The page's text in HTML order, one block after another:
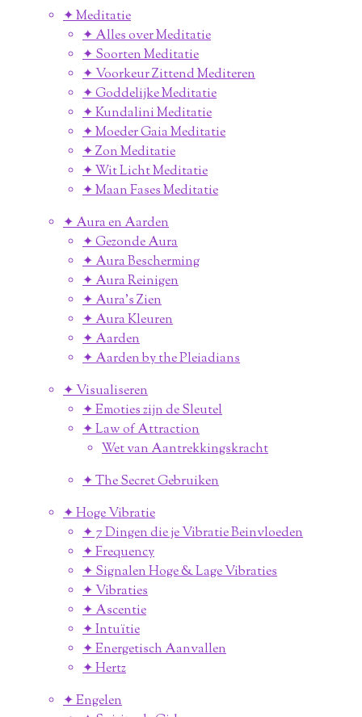
✦ Meditatie
✦ Alles over Meditatie
✦ Soorten Meditatie
✦ Voorkeur Zittend Mediteren
✦ Goddelijke Meditatie
✦ Kundalini Meditatie
✦ Moeder Gaia Meditatie
✦ Zon Meditatie
✦ Wit Licht Meditatie
✦ Maan Fases Meditatie
✦ Aura en Aarden
✦ Gezonde Aura
✦ Aura Bescherming
✦ Aura Reinigen
✦ Aura's Zien
✦ Aura Kleuren
✦ Aarden
✦ Aarden by the Pleiadians
✦ Visualiseren
✦ Emoties zijn de Sleutel
✦ Law of Attraction
Wet van Aantrekkingskracht
✦ The Secret Gebruiken
✦ Hoge Vibratie
✦ 7 Dingen die je Vibratie Beinvloeden
✦ Frequency
✦ Signalen Hoge & Lage Vibraties
✦ Vibraties
✦ Ascentie
✦ Intuïtie
✦ Energetisch Aanvallen
✦ Hertz
✦ Engelen